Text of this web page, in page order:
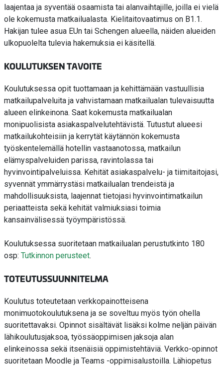
laajentaa ja syventää osaamista tai alanvaihtajille, joilla ei vielä
ole kokemusta matkailualasta. Kielitaitovaatimus on B1.1.
Hakijan tulee asua EUn tai Schengen alueella, näiden alueiden
ulkopuolelta tulevia hakemuksia ei käsitellä.
KOULUTUKSEN TAVOITE
Koulutuksessa opit tuottamaan ja kehittämään vastuullisia
matkailupalveluita ja vahvistamaan matkailualan tulevaisuutta
alueen elinkeinona. Saat kokemusta matkailualan
monipuolisista asiakaspalvelutehtävistä. Tutustut alueesi
matkailukohteisiin ja kerrytät käytännön kokemusta
työskentelemällä hotellin vastaanotossa, matkailun
elämyspalveluiden parissa, ravintolassa tai
hyvinvointipalveluissa. Kehität asiakaspalvelu- ja tiimitaitojasi,
syvennät ymmärrystäsi matkailualan trendeistä ja
mahdollisuuksista, laajennat tietojasi hyvinvointimatkailun
periaatteista sekä kehität valmiuksiasi toimia
kansainvälisessä työympäristössä.
Koulutuksessa suoritetaan matkailualan perustutkinto 180
osp: Tutkinnon perusteet.
TOTEUTUSSUUNNITELMA
Koulutus toteutetaan verkkopainotteisena
monimuotokoulutuksena ja se soveltuu myös työn ohella
suoritettavaksi. Opinnot sisältävät lisäksi kolme neljän päivän
lähikoulutusjaksoa, työssäoppimisen jaksoja alan
elinkeinossa sekä itsenäisiä oppimistehtäviä. Verkko-opinnot
suoritetaan Moodle ja Teams -oppimisalustoilla. Lähiopetus